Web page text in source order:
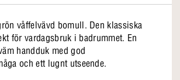
våffelvävd bomull. Den klassiska
för vardagsbruk i badrummet. En
handduk med god
och ett lugnt utseende.